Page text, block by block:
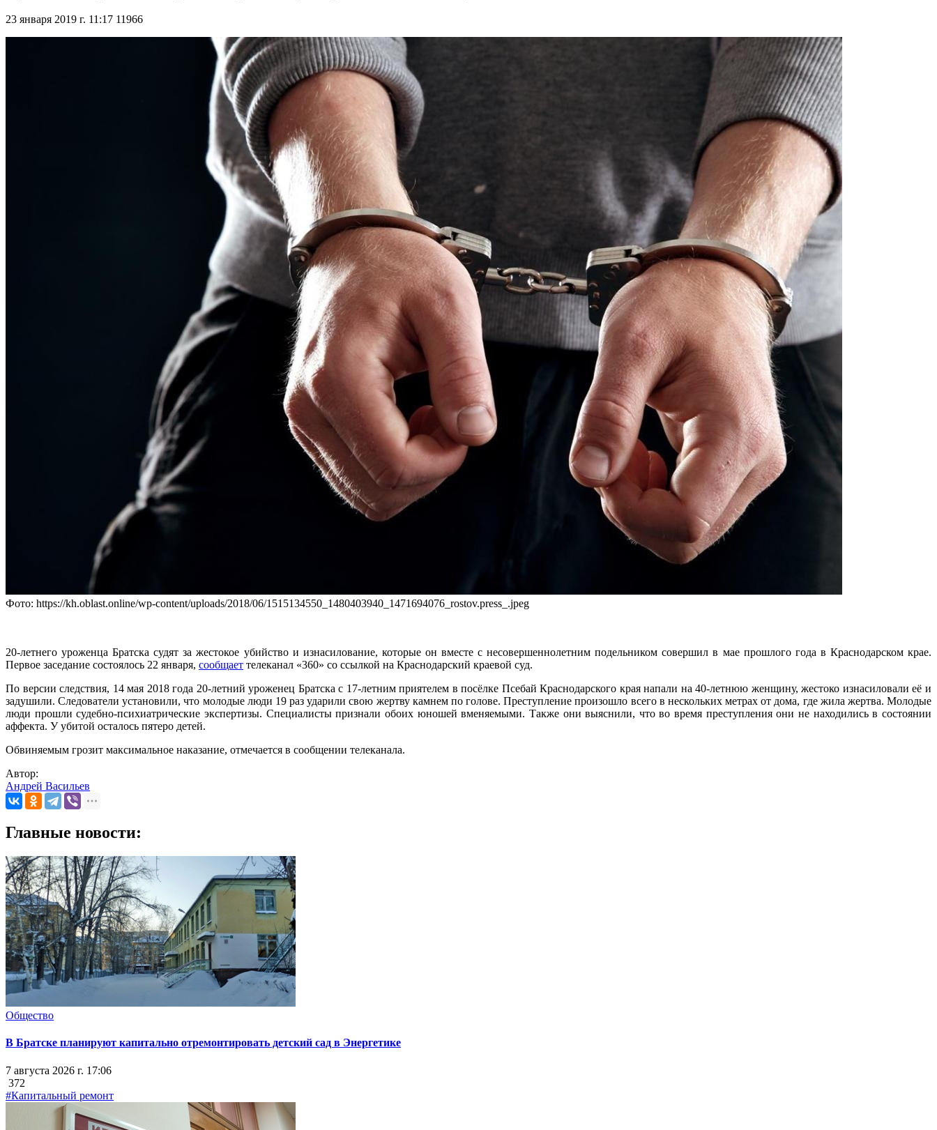
23 января 2019 г. 11:17 11966
Фото: https://kh.oblast.online/wp-content/uploads/2018/06/1515134550_1480403940_1471694076_rostov.press_.jpeg
20-летнего уроженца Братска судят за жестокое убийство и изнасилование, которые он вместе с несовершеннолетним подельником совершил в мае прошлого года в Краснодарском крае.
Первое заседание состоялось 22 января, сообщает телеканал «360» со ссылкой на Краснодарский краевой суд.
По версии следствия, 14 мая 2018 года 20-летний уроженец Братска с 17-летним приятелем в посёлке Псебай Краснодарского края напали на 40-летнюю женщину, жестоко изнасиловали её и
задушили. Следователи установили, что молодые люди 19 раз ударили свою жертву камнем по голове. Преступление произошло всего в нескольких метрах от дома, где жила жертва. Молодые
люди прошли судебно-психиатрические экспертизы. Специалисты признали обоих юношей вменяемыми. Также они выяснили, что во время преступления они не находились в состоянии
аффекта. У убитой осталось пятеро детей.
Обвиняемым грозит максимальное наказание, отмечается в сообщении телеканала.
Автор:
Андрей Васильев
Главные новости:
Общество
В Братске планируют капитально отремонтировать детский сад в Энергетике
7 августа 2026 г. 17:06
372
#Капитальный ремонт